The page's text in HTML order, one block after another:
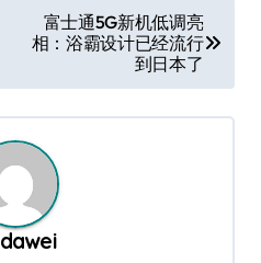
富士通5G新机低调亮
相：浴霸设计已经流行
到日本了
dawei